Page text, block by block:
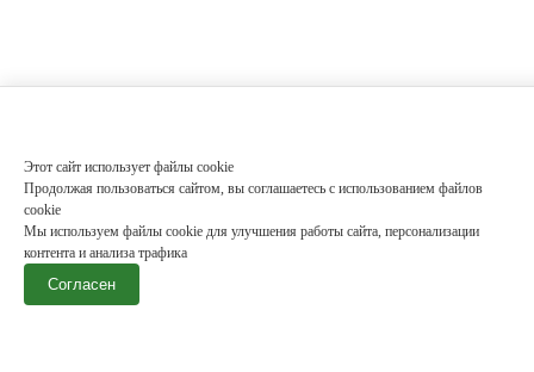
Этот сайт использует файлы cookie
Продолжая пользоваться сайтом, вы соглашаетесь с использованием файлов
cookie
Мы используем файлы cookie для улучшения работы сайта, персонализации
контента и анализа трафика
Согласен